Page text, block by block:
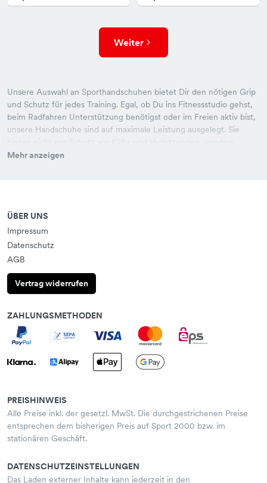
Weiter
Unsere Auswahl an Sporthandschuhen bietet Dir den nötigen Grip
und Schutz für jedes Training. Egal, ob Du ins Fitnessstudio gehst,
beim Radfahren Unterstützung benötigst oder im Freien aktiv bist,
unsere Handschuhe sind auf maximale Leistung ausgelegt. Sie
sorgen auch für optimalen Tragekomfort. Wähle aus verschiedenen
Mehr anzeigen
ÜBER UNS
Impressum
Datenschutz
AGB
Vertrag widerrufen
ZAHLUNGSMETHODEN
PREISHINWEIS
Alle Preise inkl. der gesetzl. MwSt. Die durchgestrichenen Preise
entsprechen dem bisherigen Preis auf Sport 2000 bzw. im
stationären Geschäft.
DATENSCHUTZEINSTELLUNGEN
Das Laden externer Inhalte kann jederzeit in den